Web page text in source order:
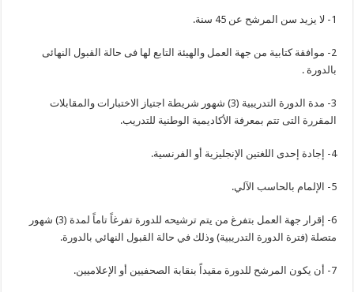
1- لا يزيد سن المرشح عن 45 سنة.
2- موافقة كتابية من جهة العمل والهيئة التابع لها فى حالة القبول النهائى
بالدورة .
3- مدة الدورة التدريبية (3) شهور شريطة اجتياز الاختبارات والمقابلات
المقررة التى تتم بمعرفة الأكاديمية الوطنية للتدريب.
4- إجادة إحدى اللغتين الإنجليزية أو الفرنسية.
5- الإلمام بالحاسب الآلي.
6- إقرار جهة العمل بتفرغ من يتم ترشيحه للدورة تفرغاً تاماً لمدة (3) شهور
متصلة (فترة الدورة التدريبية) وذلك في حالة القبول النهائي بالدورة.
7- أن يكون المرشح للدورة مقيداً بنقابة الصحفيين أو الإعلاميين.